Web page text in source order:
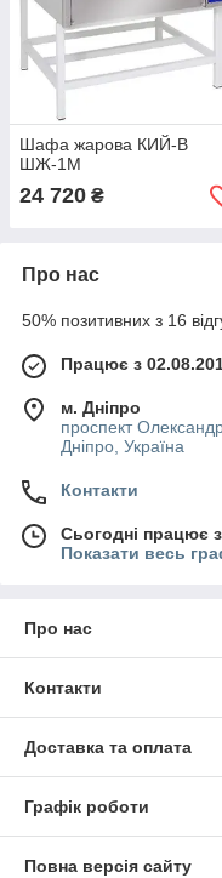
Шафа жарова КИЙ-В
ШЖ-1М
24 720 ₴
Про нас
50% позитивних з 16
Працює з
м. Дніпро
проспект
Дніпро, Україна
Контакти
Сьогодні працює
Показати весь
Про нас
Контакти
Доставка та оплата
Графік роботи
Повна версія сайту